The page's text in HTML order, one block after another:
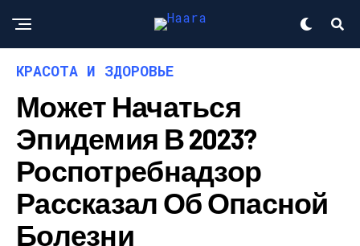
КРАСОТА И ЗДОРОВЬЕ
Может Начаться
Эпидемия В 2023?
Роспотребнадзор
Рассказал Об Опасной
Болезни